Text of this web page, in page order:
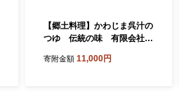
【郷土料理】かわじま呉汁の
つゆ 伝統の味 有限会社ニ
寄附金額 11,000円